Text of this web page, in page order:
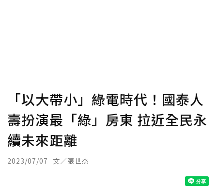
「以大帶小」綠電時代！國泰人
壽扮演最「綠」房東 拉近全民永
續未來距離
2023/07/07 文／張世杰